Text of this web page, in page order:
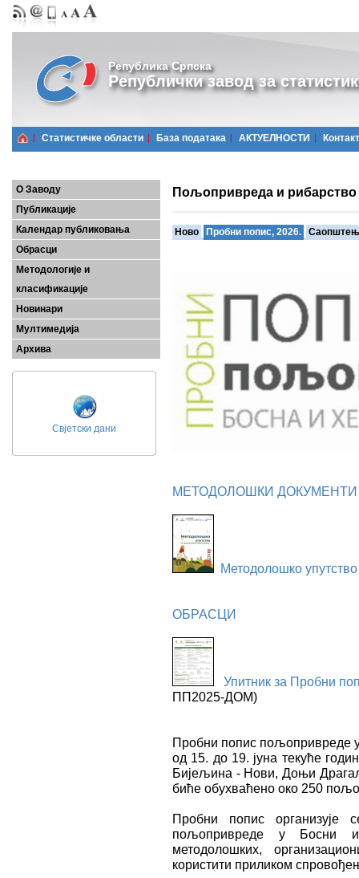
Република Српска
Републички завод за
Статистичке области Базa података АКТУЕЛНОСТИ Контакт
О Заводу
Публикације
Календар публиковања
Обрасци
Методологије и
класификације
Новинари
Мултимедија
Архива
Свјетски дани
Пољопривреда и рибарство
Ново Пробни попис, 2026.
МЕТОДОЛОШКИ ДОКУМЕНТИ
Методолошко
ОБРАСЦИ
Упитник за Пробни
ПП2025-ДОМ)
Пробни попис пољопривреде
од 15. до 19. јуна текуће
Бијељина - Нови, Доњи
биће обухваћено око 250
Пробни попис организује
пољопривреде у Босни
методолошких,
користити приликом